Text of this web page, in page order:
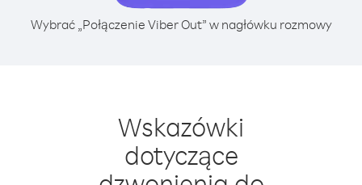
Wybrać „Połączenie Viber Out” w nagłówku rozmowy
Wskazówki
dotyczące